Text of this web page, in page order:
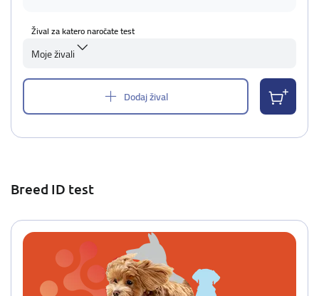
Žival za katero naročate test
Moje živali
Dodaj žival
Breed ID test